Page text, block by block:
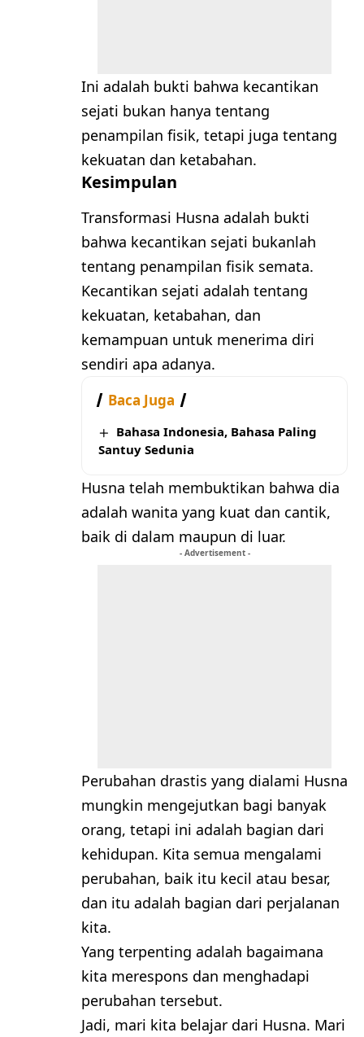
Ini adalah bukti bahwa kecantikan
sejati bukan hanya tentang
penampilan fisik, tetapi juga tentang
kekuatan dan ketabahan.
Kesimpulan
Transformasi Husna adalah bukti
bahwa kecantikan sejati bukanlah
tentang penampilan fisik semata.
Kecantikan sejati adalah tentang
kekuatan, ketabahan, dan
kemampuan untuk menerima diri
sendiri apa adanya.
Baca Juga
Bahasa Indonesia, Bahasa Paling
Santuy Sedunia
Husna telah membuktikan bahwa dia
adalah wanita yang kuat dan cantik,
baik di dalam maupun di luar.
- Advertisement -
Perubahan drastis yang dialami Husna
mungkin mengejutkan bagi banyak
orang, tetapi ini adalah bagian dari
kehidupan. Kita semua mengalami
perubahan, baik itu kecil atau besar,
dan itu adalah bagian dari perjalanan
kita.
Yang terpenting adalah bagaimana
kita merespons dan menghadapi
perubahan tersebut.
Jadi, mari kita belajar dari Husna. Mari